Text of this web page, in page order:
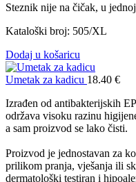
Steznik nije na čičak, u
Kataloški broj: 505/XL
Dodaj u košaricu
Umetak za kadicu 18.40 €
Izrađen od antibakterijskih
održava visoku razinu
a sam proizvod se lako čisti.
Proizvod je jednostavan za
prilikom pranja, vješanja ili
dermatološki testiran i